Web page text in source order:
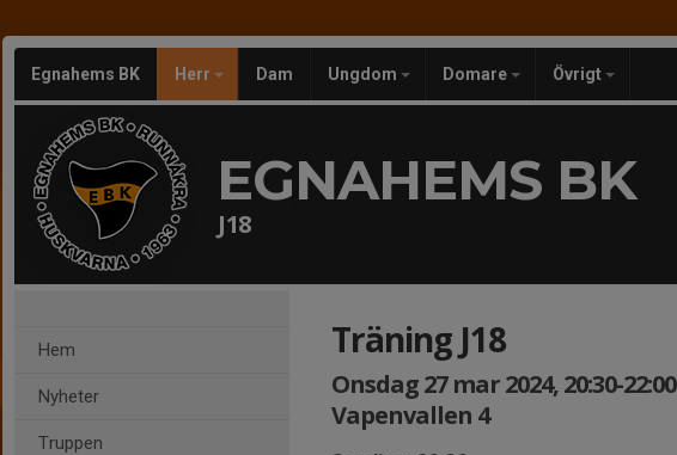
Egnahems BK Herr Dam Ungdom Domare Övrigt
EGNAHEMS BK
J18
Hem
Nyheter
Truppen
Träning J18
Onsdag 27 mar 2024, 20:30-22:00
Vapenvallen 4